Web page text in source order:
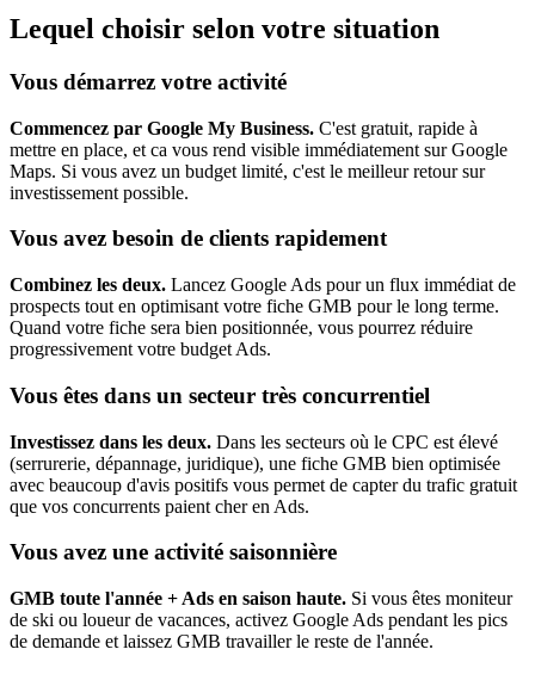
Lequel choisir selon votre situation
Vous démarrez votre activité
Commencez par Google My Business. C'est gratuit, rapide à
mettre en place, et ca vous rend visible immédiatement sur Google
Maps. Si vous avez un budget limité, c'est le meilleur retour sur
investissement possible.
Vous avez besoin de clients rapidement
Combinez les deux. Lancez Google Ads pour un flux immédiat de
prospects tout en optimisant votre fiche GMB pour le long terme.
Quand votre fiche sera bien positionnée, vous pourrez réduire
progressivement votre budget Ads.
Vous êtes dans un secteur très concurrentiel
Investissez dans les deux. Dans les secteurs où le CPC est élevé
(serrurerie, dépannage, juridique), une fiche GMB bien optimisée
avec beaucoup d'avis positifs vous permet de capter du trafic gratuit
que vos concurrents paient cher en Ads.
Vous avez une activité saisonnière
GMB toute l'année + Ads en saison haute. Si vous êtes moniteur
de ski ou loueur de vacances, activez Google Ads pendant les pics
de demande et laissez GMB travailler le reste de l'année.